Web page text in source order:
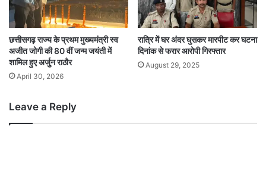
छत्तीसगढ़ राज्य के प्रथम मुख्यमंत्री स्व
अजीत जोगी की 80 वीं जन्म जयंती में
शामिल हुए अर्जुन राठौर
April 30, 2026
रात्रि में घर अंदर घुसकर मारपीट कर घटना
दिनांक से फरार आरोपी गिरफ्तार
August 29, 2025
Leave a Reply